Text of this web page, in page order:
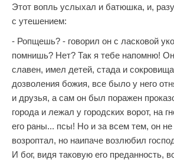
Этот вопль услыхал и батюшка, и,
с утешением:
- Ропщешь? - говорил он с ласковой
помнишь? Нет? Так я тебе напомню!
славен, имел детей, стада и сокровища
дозволения божия, все было у него
и друзья, а сам он был поражен
города и лежал у городских ворот, на
его раны... псы! Но и за всем тем, он не
возроптал, но наипаче возлюбил
И бог, видя таковую его преданность,